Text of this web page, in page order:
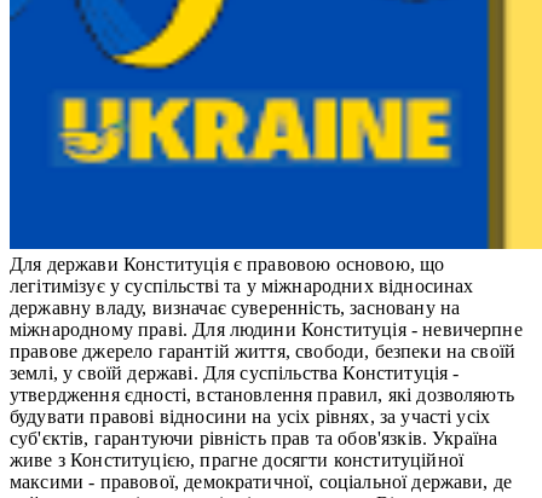
Для держави Конституція є правовою основою, що
легітимізує у суспільстві та у міжнародних відносинах
державну владу, визначає суверенність, засновану на
міжнародному праві. Для людини Конституція - невичерпне
правове джерело гарантій життя, свободи, безпеки на своїй
землі, у своїй державі. Для суспільства Конституція -
утвердження єдності, встановлення правил, які дозволяють
будувати правові відносини на усіх рівнях, за участі усіх
суб'єктів, гарантуючи рівність прав та обов'язків. Україна
живе з Конституцією, прагне досягти конституційної
максими - правової, демократичної, соціальної держави, де